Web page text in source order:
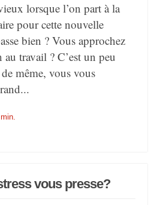
lorsque l’on part à la
pour cette nouvelle
bien ? Vous approchez
travail ? C’est un peu
même, vous vous
vous presse?